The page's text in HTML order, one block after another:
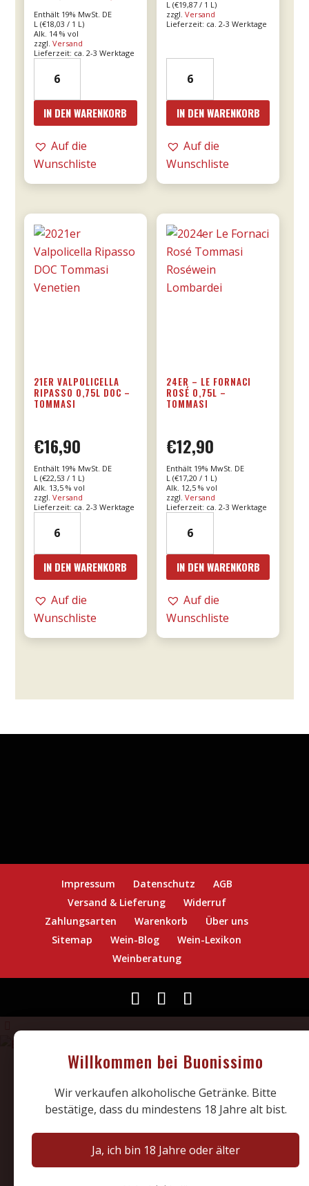
Preis
war:
ist:
Enthält 19% MwSt. DE
L (€18,03 / 1 L)
Alk. 14 % vol
zzgl. Versand
Lieferzeit: ca. 2-3 Werktage
Franco
Primitivo
Manduria
-
Menge
IN DEN WARENKORB
Auf die
Wunschliste
L (€19,87 / 1 L)
zzgl.Versand
Lieferzeit: ca. 2-3 Werktage
Giunco
-
MESA
Menge
IN DEN WARENKORB
Auf die
Wunschliste
21ER VALPOLICELLA
RIPASSO 0,75L DOC –
TOMMASI
€16,90
Enthält 19% MwSt. DE
L (€22,53 / 1 L)
Alk. 13,5 % vol
zzgl. Versand
Lieferzeit: ca. 2-3 Werktage
Valpolicella
Ripasso
0,75l
DOC
-
IN DEN WARENKORB
Auf die
Wunschliste
24ER – LE FORNACI
ROSÉ 0,75L –
TOMMASI
€12,90
Enthält 19% MwSt. DE
L (€17,20 / 1 L)
Alk. 12,5 % vol
zzgl.Versand
Lieferzeit: ca. 2-3 Werktage
Le
Fornaci
Rosé
0,75l
IN DEN WARENKORB
Auf die
Wunschliste
Impressum Datenschutz
AGB
Versand & Lieferung
Widerruf
Zahlungsarten
Warenkorb
Über uns
Sitemap
Wein-Blog
Wein-Lexikon
Weinberatung
Willkommen bei Buonissimo
Wir verkaufen alkoholische Getränke. Bitte
bestätige, dass du mindestens 18 Jahre alt bist.
Ja, ich bin 18 Jahre oder älter